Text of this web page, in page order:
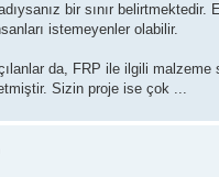
bir sınır belirtmektedir.
istemeyenler olabilir.
da, FRP ile ilgili malzeme
Sizin proje ise çok ...